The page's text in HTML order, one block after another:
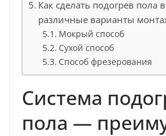
Как сделать подогрев пола
различные варианты
Мокрый способ
Сухой способ
Способ фрезерования
Система
пола —